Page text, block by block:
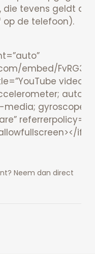
tevens geldt als
de telefoon).
embed/
video
gyroscope;
Neem dan direct